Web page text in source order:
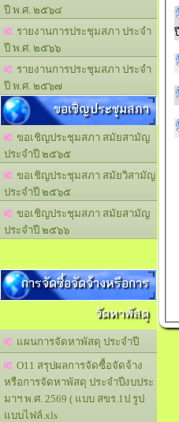
ปี พ.ศ. ๒๕๖๔
รายงานการประชุมสภา ประจำ
ปี พ.ศ. ๒๕๖๖
รายงานการประชุมสภา ประจำ
ปี พ.ศ. ๒๕๖๗
ขอเชิญประชุมสภา
ขอเชิญประชุมสภา สมัยสามัญ
ประจำปี ๒๕๖๕
ขอเชิญประชุมสภา สมัยวิสามัญ
ประจำปี ๒๕๖๕
ขอเชิญประชุมสภา สมัยสามัญ
ประจำปี ๒๕๖๖
การจัดซื้อจัดจ้างหรือการ
จัดหาพัสดุ
แผนการจัดหาพัสดุ ประจำปี
O11 สรุปผลการจัดซื้อจัดจ้าง
หรือการจัดหาพัสดุ ประจำปีงบประ
มาฯ พ.ศ. 2569 ( แบบ สขร.1ป รูป
แบบไฟล์.xls